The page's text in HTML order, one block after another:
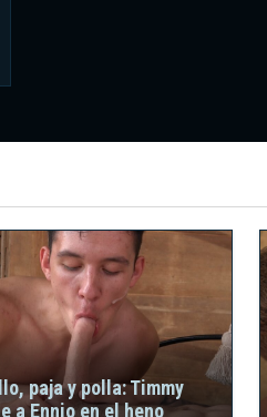
paja y polla: Timmy
a Ennio en el heno